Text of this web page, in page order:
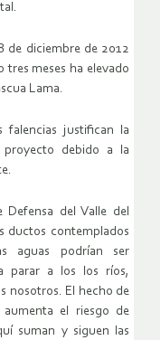
de diciembre de 2012
tres meses ha elevado
Lama.
falencias justifican la
debido a la
Defensa del Valle del
ductos contemplados
aguas podrían ser
parar a los los ríos,
nosotros. El hecho de
el riesgo de
suman y siguen las